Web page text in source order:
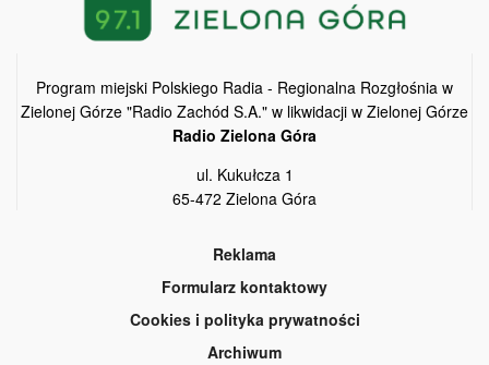
Program miejski Polskiego Radia - Regionalna Rozgłośnia w
Zielonej Górze "Radio Zachód S.A." w likwidacji w Zielonej Górze
Radio Zielona Góra
ul. Kukułcza 1
65-472 Zielona Góra
Reklama
Formularz kontaktowy
Cookies i polityka prywatności
Archiwum